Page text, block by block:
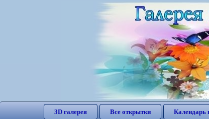
3D галерея Все открытки Календарь